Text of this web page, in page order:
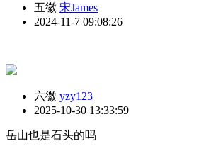
五徽 宋James
2024-11-7 09:08:26
六徽 yzy123
2025-10-30 13:33:59
岳山也是石头的吗